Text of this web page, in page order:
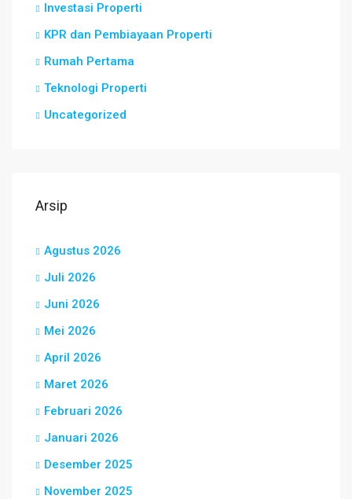
Investasi Properti
KPR dan Pembiayaan Properti
Rumah Pertama
Teknologi Properti
Uncategorized
Arsip
Agustus 2026
Juli 2026
Juni 2026
Mei 2026
April 2026
Maret 2026
Februari 2026
Januari 2026
Desember 2025
November 2025